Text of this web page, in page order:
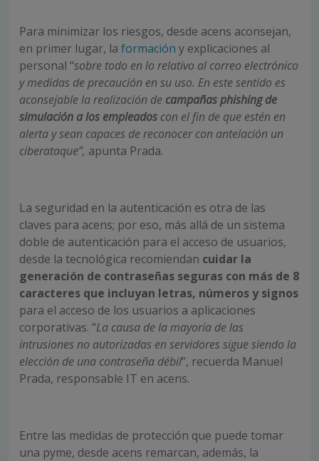
Para minimizar los riesgos, desde acens aconsejan,
en primer lugar, la formación y explicaciones al
personal “sobre todo en lo relativo al correo electrónico
y medidas de precaución en su uso. En este sentido es
aconsejable la realización de campañas phishing de
simulación a los empleados con el fin de que estén en
alerta y sean capaces de reconocer con antelación un
ciberataque”, apunta Prada.
La seguridad en la autenticación es otra de las
claves para acens; por eso, más allá de un sistema
doble de autenticación para el acceso de usuarios,
desde la tecnológica recomiendan cuidar la
generación de contraseñas seguras con más de 8
caracteres que incluyan letras, números y signos
para el acceso de los usuarios a aplicaciones
corporativas. “La causa de la mayoría de las
intrusiones no autorizadas en servidores sigue siendo la
elección de una contraseña débil”, recuerda Manuel
Prada, responsable IT en acens.
Entre las medidas de protección que puede tomar
una pyme, desde acens remarcan, además, la